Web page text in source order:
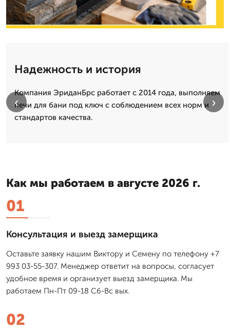
Надежность и история
Компания ЭриданБрс работает с 2014 года, выполняем
печи для бани под ключ с соблюдением всех норм и
стандартов качества.
‹ ›
Как мы работаем в августе 2026 г.
01
Консультация и выезд замерщика
Оставьте заявку нашим Виктору и Семену по телефону +7
993 03-55-307. Менеджер ответит на вопросы, согласует
удобное время и организует выезд замерщика. Мы
работаем Пн-Пт 09-18 Сб-Вс вых.
02